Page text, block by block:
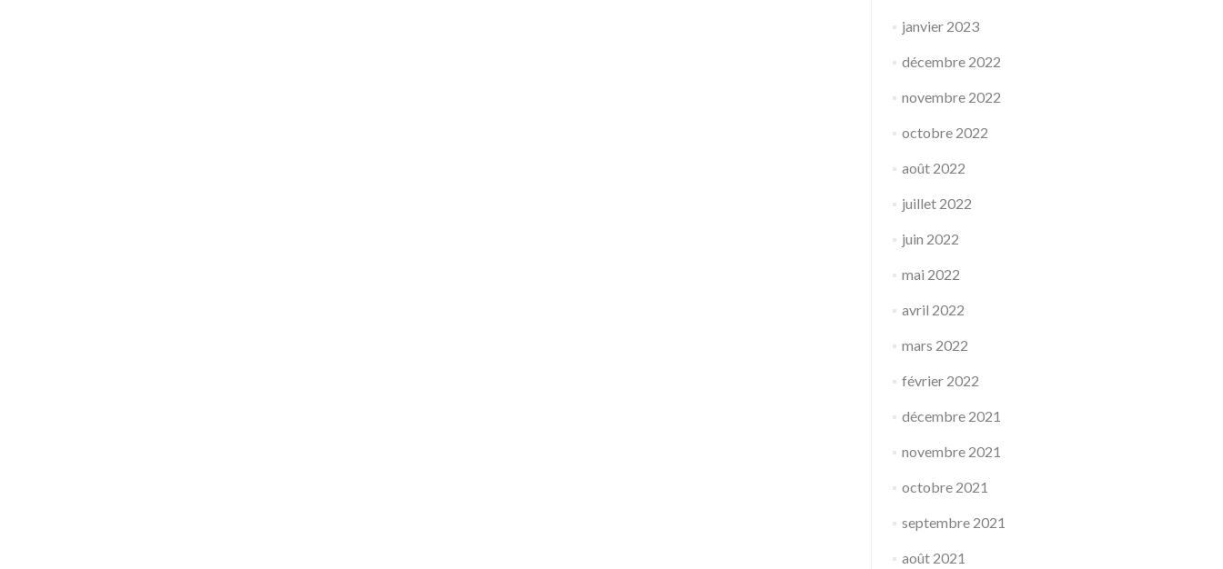
janvier 2023
décembre 2022
novembre 2022
octobre 2022
août 2022
juillet 2022
juin 2022
mai 2022
avril 2022
mars 2022
février 2022
décembre 2021
novembre 2021
octobre 2021
septembre 2021
août 2021